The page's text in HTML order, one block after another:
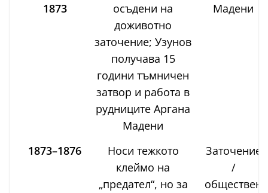
1873
осъдени на
доживотно
заточение; Узунов
получава 15
години тъмничен
затвор и работа в
рудниците Аргана
Мадени
Мадени
1873–1876
Носи тежкото
клеймо на
„предател“, но за
Заточение
/
обществен